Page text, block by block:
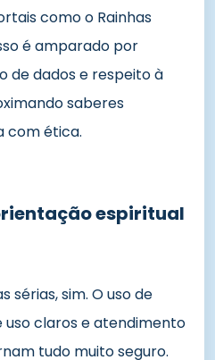
como o Rainhas
é amparado por
de dados e respeito à
saberes
com ética.
espiritual
sérias, sim. O uso de
claros e atendimento
tudo muito seguro.